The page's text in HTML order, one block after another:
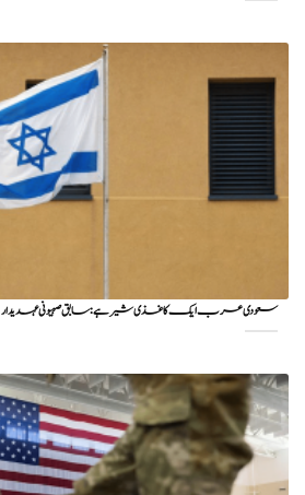
سعودی عرب ایک کاغذی شیر ہے: سابق صہیونی عہدیدار